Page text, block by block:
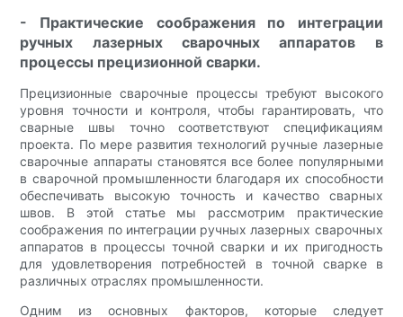
- Практические соображения по интеграции
ручных лазерных сварочных аппаратов в
процессы прецизионной сварки.
Прецизионные сварочные процессы требуют высокого
уровня точности и контроля, чтобы гарантировать, что
сварные швы точно соответствуют спецификациям
проекта. По мере развития технологий ручные лазерные
сварочные аппараты становятся все более популярными
в сварочной промышленности благодаря их способности
обеспечивать высокую точность и качество сварных
швов. В этой статье мы рассмотрим практические
соображения по интеграции ручных лазерных сварочных
аппаратов в процессы точной сварки и их пригодность
для удовлетворения потребностей в точной сварке в
различных отраслях промышленности.
Одним из основных факторов, которые следует